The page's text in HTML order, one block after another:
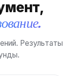
Результаты